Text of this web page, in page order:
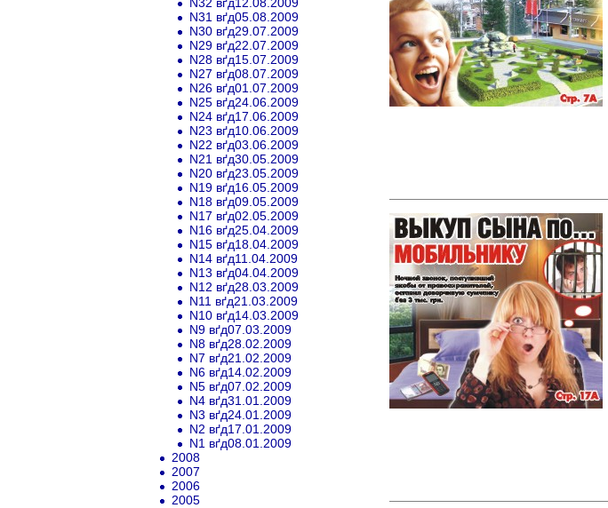
N31 вґд05.08.2009
N30 вґд29.07.2009
N29 вґд22.07.2009
N28 вґд15.07.2009
N27 вґд08.07.2009
N26 вґд01.07.2009
N25 вґд24.06.2009
N24 вґд17.06.2009
N23 вґд10.06.2009
N22 вґд03.06.2009
N21 вґд30.05.2009
N20 вґд23.05.2009
N19 вґд16.05.2009
N18 вґд09.05.2009
N17 вґд02.05.2009
N16 вґд25.04.2009
N15 вґд18.04.2009
N14 вґд11.04.2009
N13 вґд04.04.2009
N12 вґд28.03.2009
N11 вґд21.03.2009
N10 вґд14.03.2009
N9 вґд07.03.2009
N8 вґд28.02.2009
N7 вґд21.02.2009
N6 вґд14.02.2009
N5 вґд07.02.2009
N4 вґд31.01.2009
N3 вґд24.01.2009
N2 вґд17.01.2009
N1 вґд08.01.2009
2008
2007
2006
2005